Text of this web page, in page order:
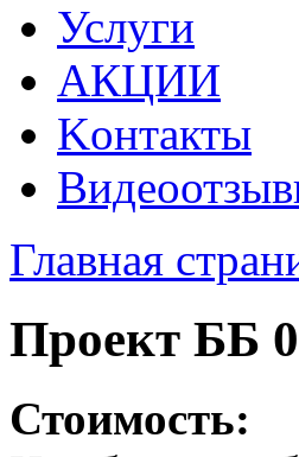
Услуги
АКЦИИ
Kонтакты
Главная
Проект ББ
Стоимость: